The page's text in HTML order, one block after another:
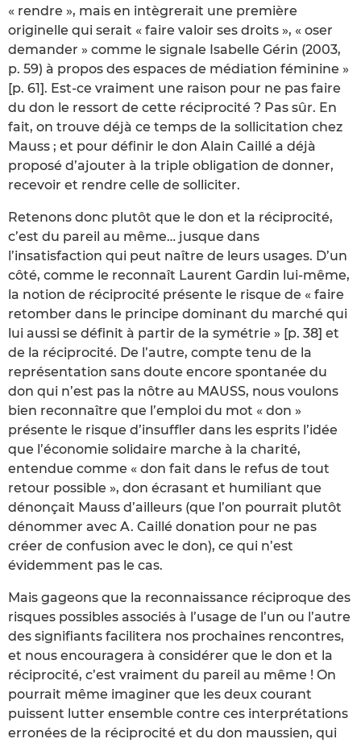
« rendre », mais en intègrerait une première
originelle qui serait « faire valoir ses droits », « oser
demander » comme le signale Isabelle Gérin (2003,
p. 59) à propos des espaces de médiation féminine »
[p. 61]. Est-ce vraiment une raison pour ne pas faire
du don le ressort de cette réciprocité ? Pas sûr. En
fait, on trouve déjà ce temps de la sollicitation chez
Mauss ; et pour définir le don Alain Caillé a déjà
proposé d’ajouter à la triple obligation de donner,
recevoir et rendre celle de solliciter.
Retenons donc plutôt que le don et la réciprocité,
c’est du pareil au même… jusque dans
l’insatisfaction qui peut naître de leurs usages. D’un
côté, comme le reconnaît Laurent Gardin lui-même,
la notion de réciprocité présente le risque de « faire
retomber dans le principe dominant du marché qui
lui aussi se définit à partir de la symétrie » [p. 38] et
de la réciprocité. De l’autre, compte tenu de la
représentation sans doute encore spontanée du
don qui n’est pas la nôtre au MAUSS, nous voulons
bien reconnaître que l’emploi du mot « don »
présente le risque d’insuffler dans les esprits l’idée
que l’économie solidaire marche à la charité,
entendue comme « don fait dans le refus de tout
retour possible », don écrasant et humiliant que
dénonçait Mauss d’ailleurs (que l’on pourrait plutôt
dénommer avec A. Caillé donation pour ne pas
créer de confusion avec le don), ce qui n’est
évidemment pas le cas.
Mais gageons que la reconnaissance réciproque des
risques possibles associés à l’usage de l’un ou l’autre
des signifiants facilitera nos prochaines rencontres,
et nous encouragera à considérer que le don et la
réciprocité, c’est vraiment du pareil au même ! On
pourrait même imaginer que les deux courant
puissent lutter ensemble contre ces interprétations
erronées de la réciprocité et du don maussien, qui